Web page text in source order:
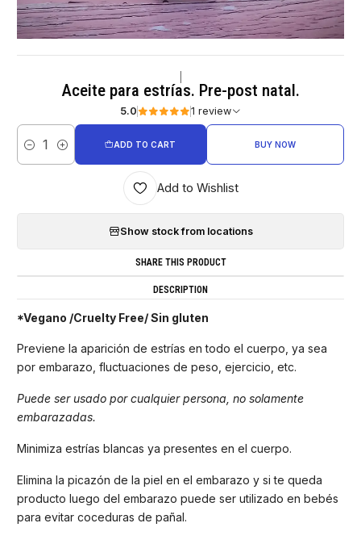
Aceite para estrías. Pre-post natal.
5.0 1 review
Quantity
ADD TO CART BUY NOW
Add to Wishlist
Show stock from locations
SHARE THIS PRODUCT
DESCRIPTION
*Vegano /Cruelty Free/ Sin gluten
Previene la aparición de estrías en todo el cuerpo, ya sea
por embarazo, fluctuaciones de peso, ejercicio, etc.
Puede ser usado por cualquier persona, no solamente
embarazadas.
Minimiza estrías blancas ya presentes en el cuerpo.
Elimina la picazón de la piel en el embarazo y si te queda
producto luego del embarazo puede ser utilizado en bebés
para evitar coceduras de pañal.